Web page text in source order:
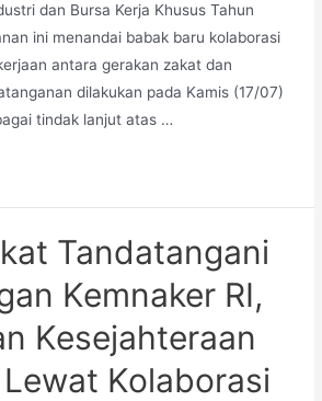
dan Bursa Kerja Khusus Tahun
ini menandai babak baru kolaborasi
antara gerakan zakat dan
dilakukan pada Kamis (17/07)
tindak lanjut atas …
Tandatangani
Kemnaker RI,
Kesejahteraan
Kolaborasi